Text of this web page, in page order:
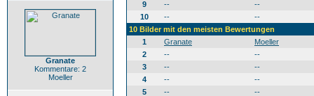
Granate
Kommentare: 2
Moeller
9
--
--
10
--
--
10 Bilder mit den meisten Bewertungen
1
Granate
Moeller
2
--
--
3
--
--
4
--
--
5
--
--